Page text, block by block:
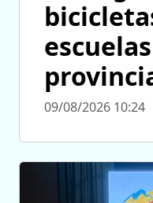
09/08/2026 10:24